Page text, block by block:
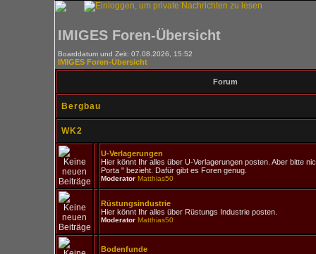
IMIGES Foren-Übersicht
Boarddatum und Zeit: 07.08.2026, 15:52
IMIGES Foren-Übersicht
Forum
Bergbau
WK2
U-Verlagerungen
Hier könnt Ihr alles über U-Verlagerungen posten. Aber bitte
Porta " bezieht. Dafür gibt es Foren genug.
Moderator Matthias50
Rüstungsindustrie
Hier könnt Ihr alles über Rüstungs Industrie posten.
Moderator Matthias50
Bodenfunde